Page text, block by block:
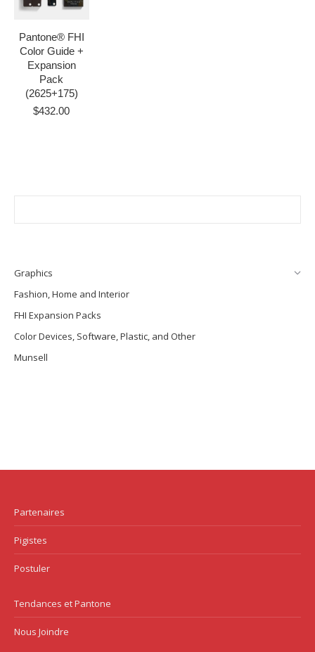
Pantone® FHI
Color Guide +
Expansion
Pack
(2625+175)
$432.00
Graphics
Fashion, Home and Interior
FHI Expansion Packs
Color Devices, Software, Plastic, and Other
Munsell
Partenaires
Pigistes
Postuler
Tendances et Pantone
Nous Joindre